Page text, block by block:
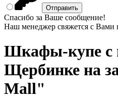
Спасибо за Ваше сообщение!
Наш менеджер свяжется с Вами
Шкафы-купе с
Щербинке на
Mall"